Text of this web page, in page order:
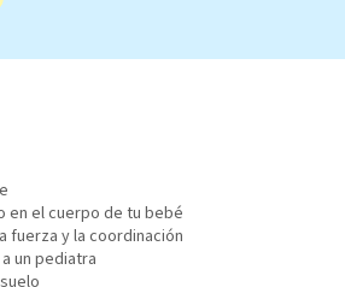
en el cuerpo de tu bebé
fuerza y la coordinación
un pediatra